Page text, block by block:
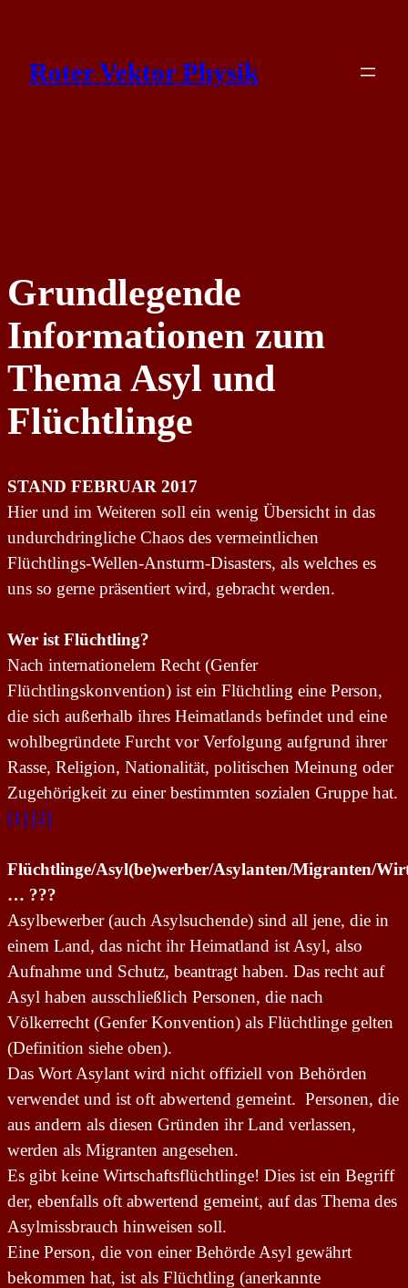
content
Roter Vektor Physik
Grundlegende
Informationen zum
Thema Asyl und
Flüchtlinge
STAND FEBRUAR 2017
Hier und im Weiteren soll ein wenig Übersicht in das
undurchdringliche Chaos des vermeintlichen
Flüchtlings-Wellen-Ansturm-Disasters, als welches es
uns so gerne präsentiert wird, gebracht werden.
Wer ist Flüchtling?
Nach internationelem Recht (Genfer
Flüchtlingskonvention) ist ein Flüchtling eine Person,
die sich außerhalb ihres Heimatlands befindet und eine
wohlbegründete Furcht vor Verfolgung aufgrund ihrer
Rasse, Religion, Nationalität, politischen Meinung oder
Zugehörigkeit zu einer bestimmten sozialen Gruppe hat.
[1] [2]
Flüchtlinge/Asyl(be)werber/Asylanten/Migranten/
… ???
Asylbewerber (auch Asylsuchende) sind all jene, die in
einem Land, das nicht ihr Heimatland ist Asyl, also
Aufnahme und Schutz, beantragt haben. Das recht auf
Asyl haben ausschließlich Personen, die nach
Völkerrecht (Genfer Konvention) als Flüchtlinge gelten
(Definition siehe oben).
Das Wort Asylant wird nicht offiziell von Behörden
verwendet und ist oft abwertend gemeint. Personen, die
aus andern als diesen Gründen ihr Land verlassen,
werden als Migranten angesehen.
Es gibt keine Wirtschaftsflüchtlinge! Dies ist ein Begriff
der, ebenfalls oft abwertend gemeint, auf das Thema des
Asylmissbrauch hinweisen soll.
Eine Person, die von einer Behörde Asyl gewährt
bekommen hat, ist als Flüchtling (anerkannte